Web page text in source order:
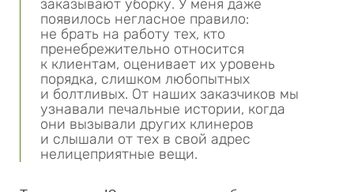
заказывают уборку. У меня даже
появилось негласное правило:
не брать на работу тех, кто
пренебрежительно относится
к клиентам, оценивает их уровень
порядка, слишком любопытных
и болтливых. От наших заказчиков мы
узнавали печальные истории, когда
они вызывали других клинеров
и слышали от тех в свой адрес
нелицеприятные вещи.